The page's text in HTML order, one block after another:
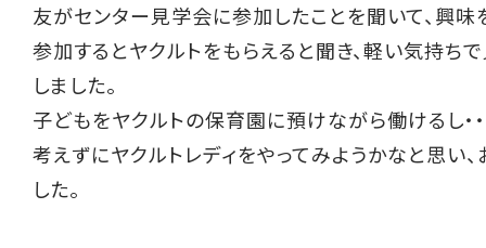
友がセンター見学会に参加したことを聞いて、興味
参加するとヤクルトをもらえると聞き、軽い気持ち
しました。
子どもをヤクルトの保育園に預けながら働けるし・・
考えずにヤクルトレディをやってみようかなと思い
した。